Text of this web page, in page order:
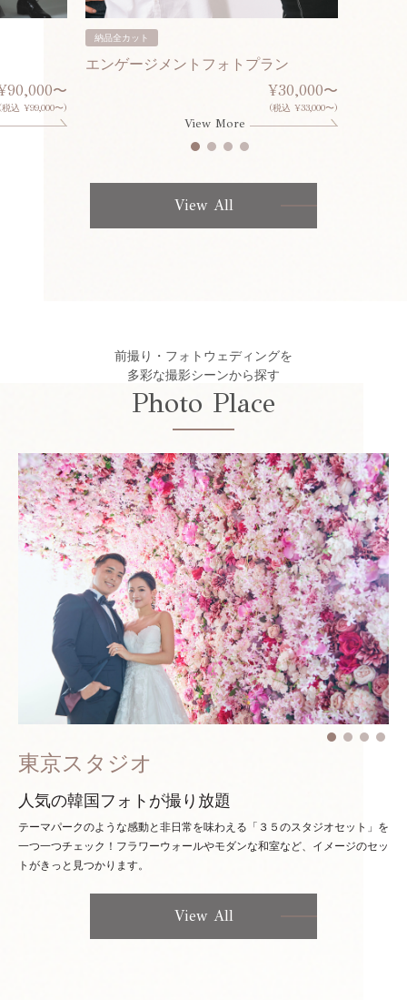
〜
(税込 ¥99,000〜)
納品全カット
エンゲージメントフォトプラン
¥30,000〜
(税込 ¥33,000〜)
View More
View All
前撮り・フォトウェディングを
多彩な撮影シーンから探す
Photo Place
東京スタジオ
人気の韓国フォトが撮り放題
テーマパークのような感動と非日常を味わえる「３５のスタジオセット」を
一つ一つチェック！ フラワーウォールやモダンな和室など、イメージのセッ
トがきっと見つかります。
View All